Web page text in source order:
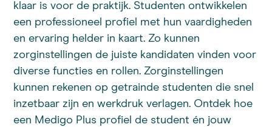
klaar is voor de praktijk. Studenten ontwikkelen
een professioneel profiel met hun vaardigheden
en ervaring helder in kaart. Zo kunnen
zorginstellingen de juiste kandidaten vinden voor
diverse functies en rollen. Zorginstellingen
kunnen rekenen op getrainde studenten die snel
inzetbaar zijn en werkdruk verlagen. Ontdek hoe
een Medigo Plus profiel de student én jouw